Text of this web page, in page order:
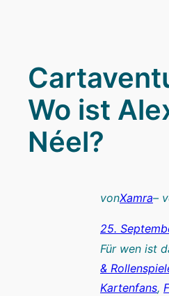
Wo ist
Néel?
vonXamra–
25.
Für wen ist
&
Kartenfans,